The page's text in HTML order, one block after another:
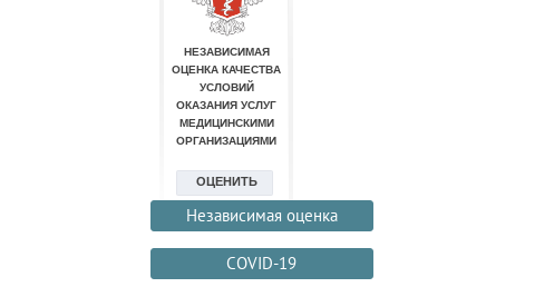
Независимая оценка
COVID-19